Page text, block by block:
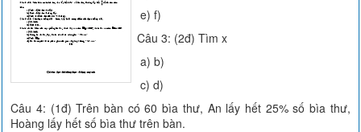
e) f)
Câu 3: (2đ) Tìm x
a) b)
c) d)
Câu 4: (1đ) Trên bàn có 60 bìa thư, An lấy hết 25% số bìa thư,
Hoàng lấy hết số bìa thư trên bàn.